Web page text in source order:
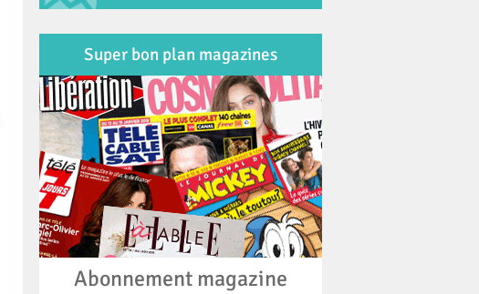
Super bon plan magazines
Abonnement magazine